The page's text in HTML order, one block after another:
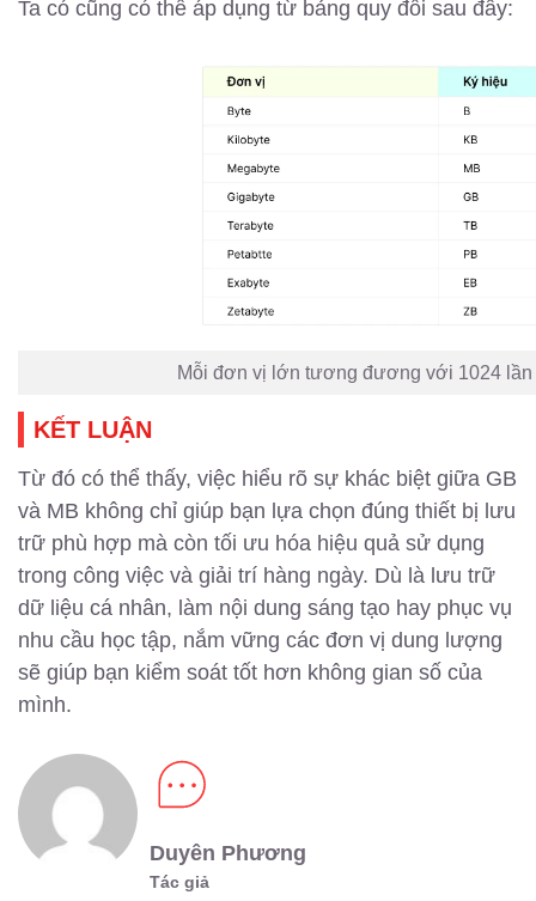
Ta có cũng có thể áp dụng từ bảng quy đổi sau đây:
Mỗi đơn vị lớn tương đương với 1024
KẾT LUẬN
Từ đó có thể thấy, việc hiểu rõ sự khác biệt giữa GB
và MB không chỉ giúp bạn lựa chọn đúng thiết bị lưu
trữ phù hợp mà còn tối ưu hóa hiệu quả sử dụng
trong công việc và giải trí hàng ngày. Dù là lưu trữ
dữ liệu cá nhân, làm nội dung sáng tạo hay phục vụ
nhu cầu học tập, nắm vững các đơn vị dung lượng
sẽ giúp bạn kiểm soát tốt hơn không gian số của
mình.
Duyên Phương
Tác giả